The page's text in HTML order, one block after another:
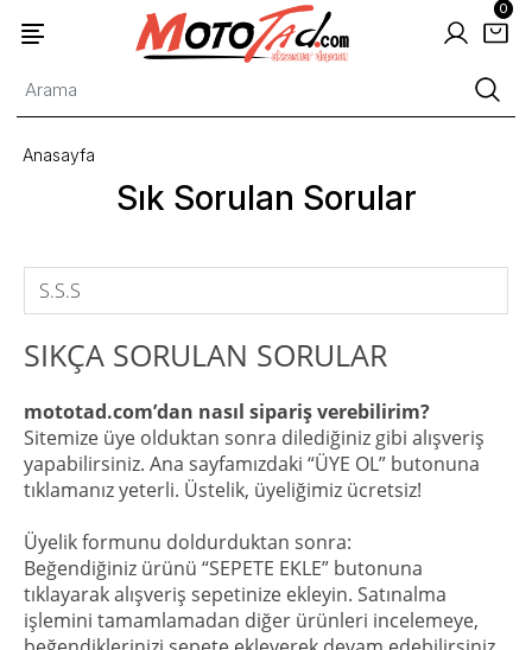
0
Sık Sorulan Sorular
Anasayfa
S.S.S
SIKÇA SORULAN SORULAR
mototad.com’dan nasıl sipariş verebilirim?
Sitemize üye olduktan sonra dilediğiniz gibi alışveriş
yapabilirsiniz. Ana sayfamızdaki “ÜYE OL” butonuna
tıklamanız yeterli. Üstelik, üyeliğimiz ücretsiz!
Üyelik formunu doldurduktan sonra:
Beğendiğiniz ürünü “SEPETE EKLE” butonuna
tıklayarak alışveriş sepetinize ekleyin. Satınalma
işlemini tamamlamadan diğer ürünleri incelemeye,